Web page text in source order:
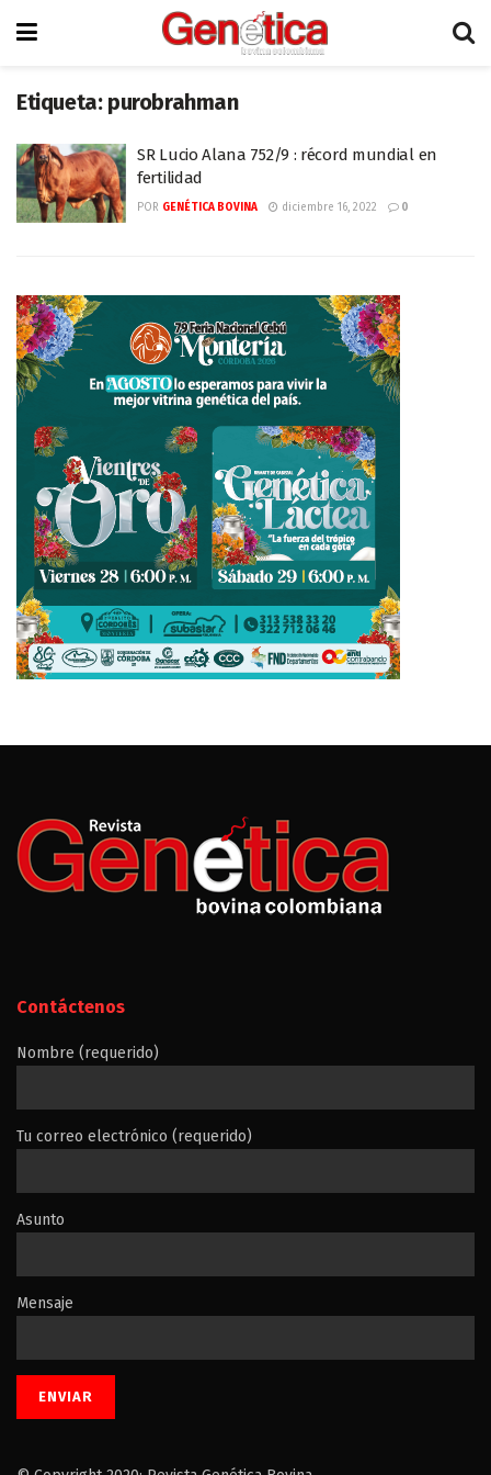
Etiqueta: purobrahman
SR Lucio Alana 752/9 : récord mundial en
fertilidad
POR GENÉTICA BOVINA diciembre 16, 2022 0
Contáctenos
Nombre (requerido)
Tu correo electrónico (requerido)
Asunto
Mensaje